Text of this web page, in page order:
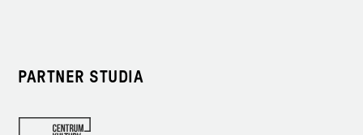
PARTNER STUDIA